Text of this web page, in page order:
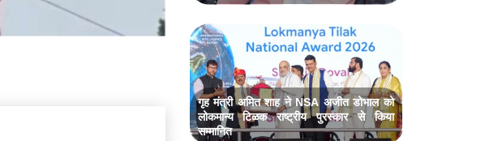
गृह मंत्री अमित शाह ने NSA अजीत डोभाल को
लोकमान्य टिळक राष्ट्रीय पुरस्कार से किया
सम्मानित